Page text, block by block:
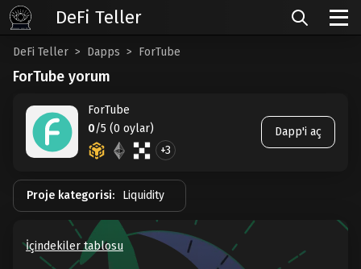
DeFi Teller Dapps ForTube
ForTube yorum
ForTube
+3
0/5 (0 oylar) Dapp'i aç
Proje kategorisi: Liquidity
İçindekiler tablosu
DeFi Teller